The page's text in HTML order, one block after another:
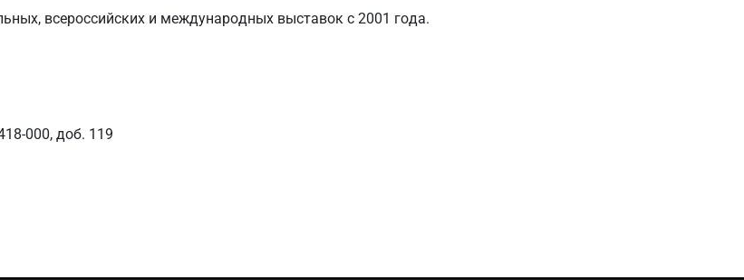
всероссийских и международных выставок с 2001 года.
000, доб. 119